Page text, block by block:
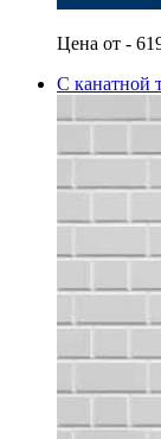
Цена от -
С канатной